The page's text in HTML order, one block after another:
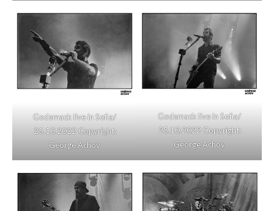
Godsmack live in Sofia/
25.10.2022 Copyright:
George Achov
Godsmack live in Sofia/
25.10.2022 Copyright:
George Achov